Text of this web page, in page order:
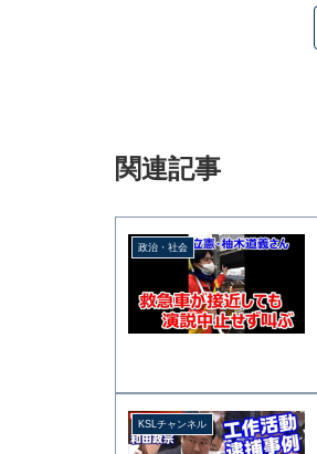
関連記事
政治・社会
KSLチャンネル